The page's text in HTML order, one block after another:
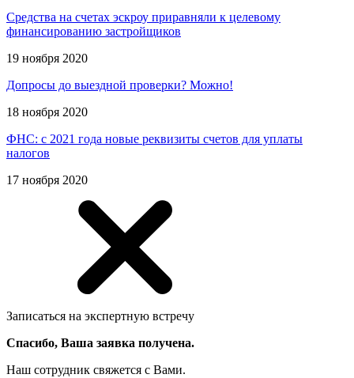
Средства на счетах эскроу приравняли к целевому
финансированию застройщиков
19 ноября 2020
Допросы до выездной проверки? Можно!
18 ноября 2020
ФНС: с 2021 года новые реквизиты счетов для уплаты
налогов
17 ноября 2020
Записаться на экспертную встречу
Спасибо, Ваша заявка получена.
Наш сотрудник свяжется с Вами.